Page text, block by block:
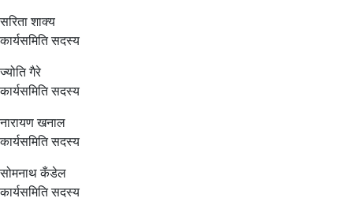
सरिता शाक्य
कार्यसमिति सदस्य
ज्योति गैरे
कार्यसमिति सदस्य
नारायण खनाल
कार्यसमिति सदस्य
सोमनाथ कँडेल
कार्यसमिति सदस्य